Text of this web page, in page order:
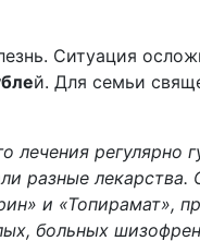
Ситуация
й. Для семьи
регулярно
разные лекарства.
и «Топирамат»,
больных